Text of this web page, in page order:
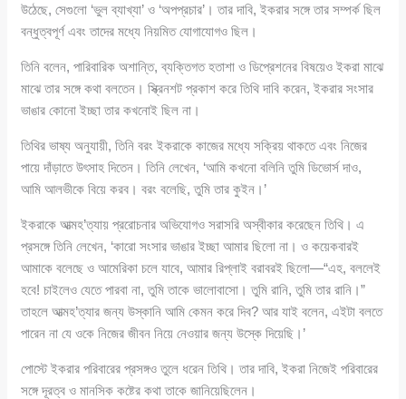
উঠেছে, সেগুলো ‘ভুল ব্যাখ্যা’ ও ‘অপপ্রচার’। তার দাবি, ইকরার সঙ্গে তার সম্পর্ক ছিল
বন্ধুত্বপূর্ণ এবং তাদের মধ্যে নিয়মিত যোগাযোগও ছিল।
তিনি বলেন, পারিবারিক অশান্তি, ব্যক্তিগত হতাশা ও ডিপ্রেশনের বিষয়েও ইকরা মাঝে
মাঝে তার সঙ্গে কথা বলতেন। স্ক্রিনশট প্রকাশ করে তিথি দাবি করেন, ইকরার সংসার
ভাঙার কোনো ইচ্ছা তার কখনোই ছিল না।
তিথির ভাষ্য অনুযায়ী, তিনি বরং ইকরাকে কাজের মধ্যে সক্রিয় থাকতে এবং নিজের
পায়ে দাঁড়াতে উৎসাহ দিতেন। তিনি লেখেন, ‘আমি কখনো বলিনি তুমি ডিভোর্স দাও,
আমি আলভীকে বিয়ে করব। বরং বলেছি, তুমি তার কুইন।’
ইকরাকে আত্মহ’ত্যায় প্ররোচনার অভিযোগও সরাসরি অস্বীকার করেছেন তিথি। এ
প্রসঙ্গে তিনি লেখেন, ‘কারো সংসার ভাঙার ইচ্ছা আমার ছিলো না। ও কয়েকবারই
আমাকে বলেছে ও আমেরিকা চলে যাবে, আমার রিপ্লাই বরাবরই ছিলো—“এহ, বললেই
হবে! চাইলেও যেতে পারবা না, তুমি তাকে ভালোবাসো। তুমি রানি, তুমি তার রানি।”
তাহলে আত্মহ’ত্যার জন্য উস্কানি আমি কেমন করে দিব? আর যাই বলেন, এইটা বলতে
পারেন না যে ওকে নিজের জীবন নিয়ে নেওয়ার জন্য উস্কে দিয়েছি।’
পোস্টে ইকরার পরিবারের প্রসঙ্গও তুলে ধরেন তিথি। তার দাবি, ইকরা নিজেই পরিবারের
সঙ্গে দূরত্ব ও মানসিক কষ্টের কথা তাকে জানিয়েছিলেন।